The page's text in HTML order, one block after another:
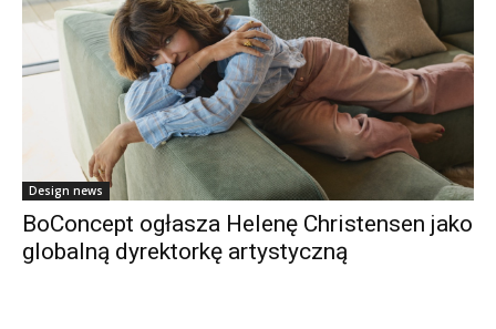
Design news
BoConcept ogłasza Helenę Christensen jako
globalną dyrektorkę artystyczną